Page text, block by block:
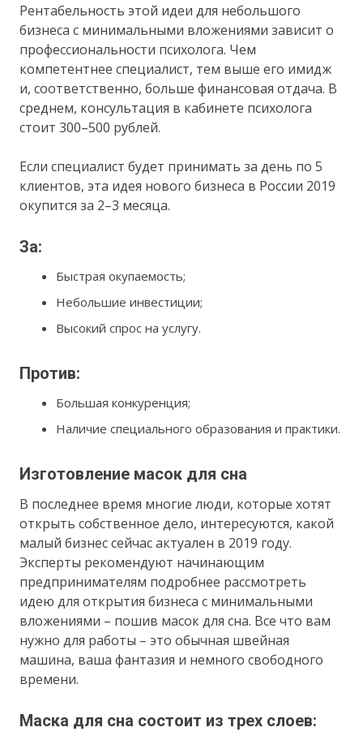
Рентабельность этой идеи для небольшого
бизнеса с минимальными вложениями зависит о
профессиональности психолога. Чем
компетентнее специалист, тем выше его имидж
и, соответственно, больше финансовая отдача. В
среднем, консультация в кабинете психолога
стоит 300–500 рублей.
Если специалист будет принимать за день по 5
клиентов, эта идея нового бизнеса в России 2019
окупится за 2–3 месяца.
За:
Быстрая окупаемость;
Небольшие инвестиции;
Высокий спрос на услугу.
Против:
Большая конкуренция;
Наличие специального образования и практики.
Изготовление масок для сна
В последнее время многие люди, которые хотят
открыть собственное дело, интересуются, какой
малый бизнес сейчас актуален в 2019 году.
Эксперты рекомендуют начинающим
предпринимателям подробнее рассмотреть
идею для открытия бизнеса с минимальными
вложениями – пошив масок для сна. Все что вам
нужно для работы – это обычная швейная
машина, ваша фантазия и немного свободного
времени.
Маска для сна состоит из трех слоев: